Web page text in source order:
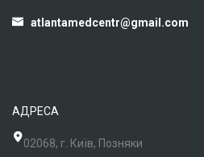
atlantamedcentr@gmail.com
АДРЕСА
02068, г. Київ, Позняки